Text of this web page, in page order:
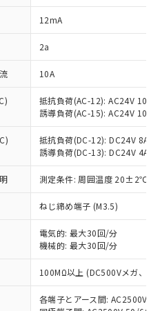
12mA
2a
10A
抵抗負荷(AC-12): AC24V 10A/
誘導負荷(AC-15): AC24V
抵抗負荷(DC-12): DC24V 8A/
誘導負荷(DC-13): DC24V 4A/
測定条件: 周囲温度 20±2℃、
ねじ締め端子 (M3.5)
電気的: 最大30回/分
機械的: 最大30回/分
100MΩ以上 (DC500Vメガ、点
各端子とアース間: AC2500V
ただき、同意のうえ
当社制御機器事業取扱
況および標準価格
ていただくもので
業取扱商品の中には、
象外となる商品もある
ださい。
標準価格照会結果は、
新日時点での社内デー
されるものであり、閲
る場合があることをご
指令（10物質）の
が提供可能な商品で
令（10物質）の非含
り替える予定のある
指令（10物質）の
で、対応品を出す予
指令（10物質）の
査中または確認中の
料など無形物で、有
い商品です。
、非含有部品として
判明した場合などや
があります。
1000ppm以下、 カド
以下、ポリ臭化ビフェニル
含有率が中国RoHSの
を示します。
含有率が中国RoHSの
とを示します。
当社販売部門へお問
貴社製品のうち、外国
貿易法に定める商品
等」という）を輸出
提供する場合は、日本
可(または役務取引許
どの必要な手続きを